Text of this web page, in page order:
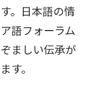
。日本語の情
語フォーラム
ましい伝承が
す。